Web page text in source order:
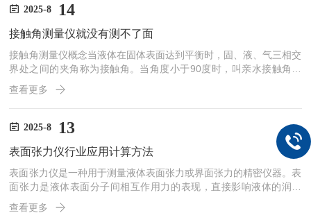
间的界面张力。动态表面张力测量：研究表面张力随时间的变化。接
测定：用于表面活性剂的研究。测量原理表面张力仪的测量原理主要
基...
2025-8 14
接触角测量仪就没有测不了面
接触角测量仪概念当液体在固体表面达到平衡时，固、液、气三相交
界处之间的夹角称为接触角。当角度小于90度时，叫亲水接触角，
当角度大于90度时，叫疏水接触角，也叫憎水接触角．科建仪器的
接触角测量仪就是用于测量接触角的角度。说到接触角测量仪，我们
先要了解一下什么是润湿现象、接触角：润湿也是—种常见的表面现
象，日常生活中见到的例子很多，有的东西表面能够被水润湿，如纸
张、棉花、布匹、玻璃等；也有很多物品不能被水润温，如油布、石
碏等，把它们浸入水中就象干的一样。所以，在这种情况下，我们
需...
查看更多
2025-8 13
表面张力仪行业应用计算方法
表面张力仪是一种用于测量液体表面张力或界面张力的精密仪器。表
面张力是液体表面分子间相互作用力的表现，直接影响液体的润湿
性、泡沫稳定性、乳化性能等。表面张力仪广泛应用于化学、材料科
学、制药、化妆品、食品科学等领域。主要功能表面张力测量：测量
查看更多